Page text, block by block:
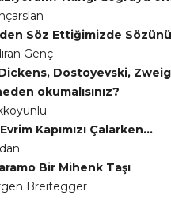
Söz Ettiğimizde
Genç
Dostoyevski,
okumalısınız?
Kapımızı Çalarken...
Bir Mihenk Taşı
Breitegger